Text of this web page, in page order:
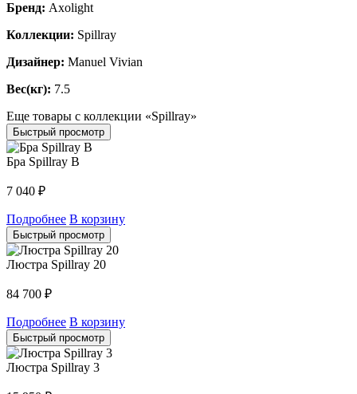
Бренд: Axolight
Коллекции: Spillray
Дизайнер: Manuel Vivian
Вес(кг): 7.5
Еще товары с коллекции «Spillray»
Быстрый просмотр
Бра Spillray B
7 040 ₽
Подробнее В корзину
Быстрый просмотр
Люстра Spillray 20
84 700 ₽
Подробнее В корзину
Быстрый просмотр
Люстра Spillray 3